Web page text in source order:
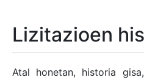
Erakutsi/Ezkutatu
Lizitazioen
Atal honetan, historia